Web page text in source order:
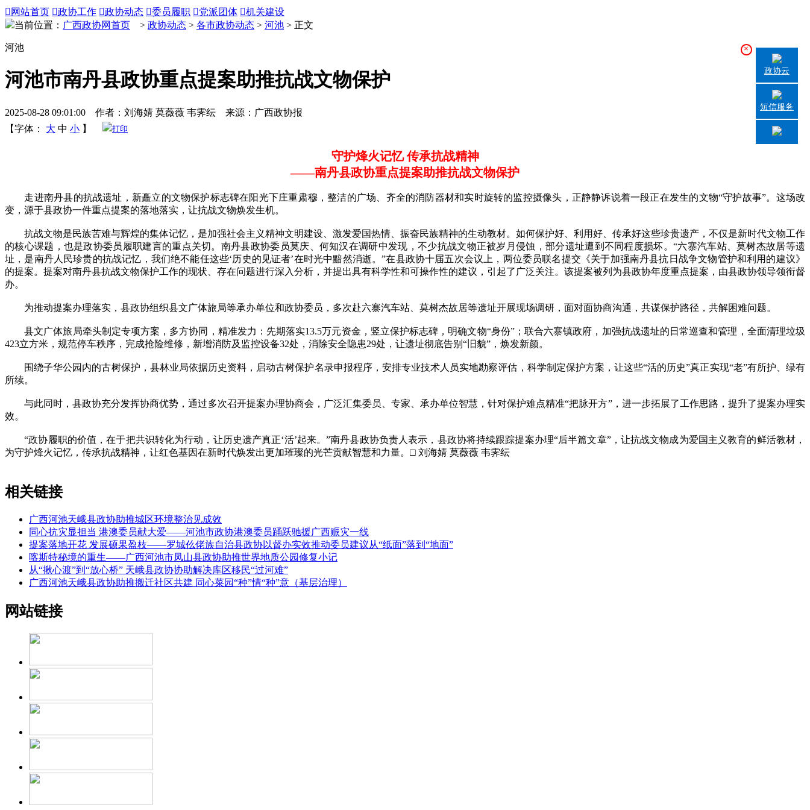
 网站首页 政协工作 政协动态 委员履职 党派团体 机关建设
当前位置： 广西政协网首页 > 政协动态 > 各市政协动态 > 河池 > 正文
河池
河池市南丹县政协重点提案助推抗战文物保护
2025-08-28 09:01:00 作者：刘海婧 莫薇薇 韦霁纭 来源：广西政协报
【字体：
大 中 小 】 打印
守护烽火记忆 传承抗战精神
——南丹县政协重点提案助推抗战文物保护
走进南丹县的抗战遗址，新矗立的文物保护标志碑在阳光下庄重肃穆，整洁的广场、齐全的消防器材和实时旋转的监控摄像头，正静静诉说着一段正在发生的文物“守护故事”。这场改
变，源于县政协一件重点提案的落地落实，让抗战文物焕发生机。
抗战文物是民族苦难与辉煌的集体记忆，是加强社会主义精神文明建设、激发爱国热情、振奋民族精神的生动教材。如何保护好、利用好、传承好这些珍贵遗产，不仅是新时代文物工作
的核心课题，也是政协委员履职建言的重点关切。南丹县政协委员莫庆、何知汉在调研中发现，不少抗战文物正被岁月侵蚀，部分遗址遭到不同程度损坏。“六寨汽车站、莫树杰故居等遗
址，是南丹人民珍贵的抗战记忆，我们绝不能任这些‘历史的见证者’在时光中黯然消逝。”在县政协十届五次会议上，两位委员联名提交《关于加强南丹县抗日战争文物管护和利用的建议》
的提案。提案对南丹县抗战文物保护工作的现状、存在问题进行深入分析，并提出具有科学性和可操作性的建议，引起了广泛关注。该提案被列为县政协年度重点提案，由县政协领导领衔督
办。
为推动提案办理落实，县政协组织县文广体旅局等承办单位和政协委员，多次赴六寨汽车站、莫树杰故居等遗址开展现场调研，面对面协商沟通，共谋保护路径，共解困难问题。
县文广体旅局牵头制定专项方案，多方协同，精准发力：先期落实13.5万元资金，竖立保护标志碑，明确文物“身份”；联合六寨镇政府，加强抗战遗址的日常巡查和管理，全面清理垃圾
423立方米，规范停车秩序，完成抢险维修，新增消防及监控设备32处，消除安全隐患29处，让遗址彻底告别“旧貌”，焕发新颜。
围绕子华公园内的古树保护，县林业局依据历史资料，启动古树保护名录申报程序，安排专业技术人员实地勘察评估，科学制定保护方案，让这些“活的历史”真正实现“老”有所护、绿有
所续。
与此同时，县政协充分发挥协商优势，通过多次召开提案办理协商会，广泛汇集委员、专家、承办单位智慧，针对保护难点精准“把脉开方”，进一步拓展了工作思路，提升了提案办理实
效。
“政协履职的价值，在于把共识转化为行动，让历史遗产真正‘活’起来。”南丹县政协负责人表示，县政协将持续跟踪提案办理“后半篇文章”，让抗战文物成为爱国主义教育的鲜活教材，
为守护烽火记忆，传承抗战精神，让红色基因在新时代焕发出更加璀璨的光芒贡献智慧和力量。 □ 刘海婧 莫薇薇 韦霁纭
相关链接
广西河池天峨县政协助推城区环境整治见成效
同心抗灾显担当 港澳委员献大爱——河池市政协港澳委员踊跃驰援广西赈灾一线
提案落地开花 发展硕果盈枝——罗城仫佬族自治县政协以督办实效推动委员建议从“纸面”落到“地面”
喀斯特秘境的重生——广西河池市凤山县政协助推世界地质公园修复小记
从“揪心渡”到“放心桥” 天峨县政协协助解决库区移民“过河难”
广西河池天峨县政协助推搬迁社区共建 同心菜园“种”情“种”意（基层治理）
网站链接
×
政协云
短信服务